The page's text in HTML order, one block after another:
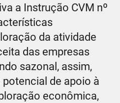
a Instrução CVM nº
da atividade
das empresas
sazonal, assim,
de apoio à
econômica,